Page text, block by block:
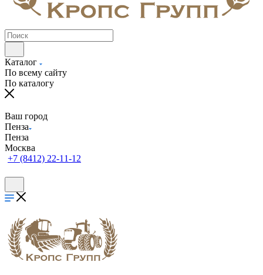
Каталог
По всему сайту
По каталогу
Ваш город
Пенза
Пенза
Москва
+7 (8412) 22-11-12